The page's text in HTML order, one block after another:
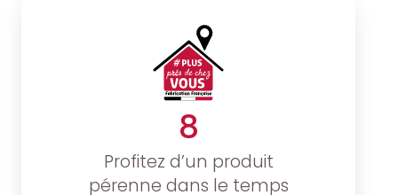
8
Profitez d’un produit
pérenne dans le temps